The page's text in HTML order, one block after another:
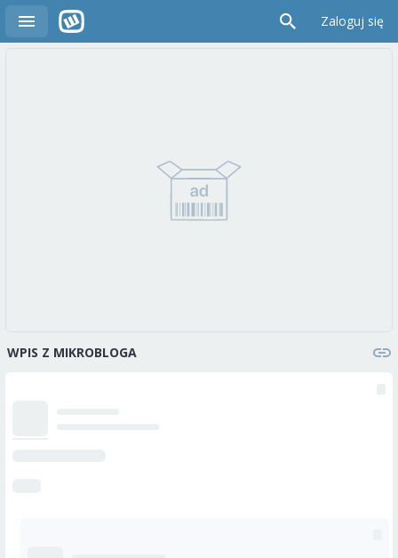
Zaloguj się
WPIS Z MIKROBLOGA